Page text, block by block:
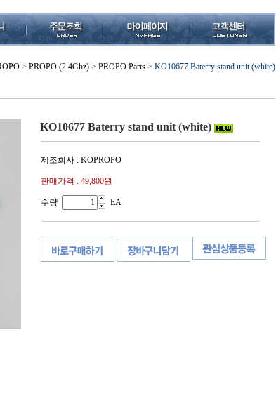
> PROPO (2.4Ghz) > PROPO Parts > KO10677 Baterry stand unit (white)
KO10677 Baterry stand unit (white)
제조회사 : KOPROPO
판매가격 : 49,800원
수량 EA